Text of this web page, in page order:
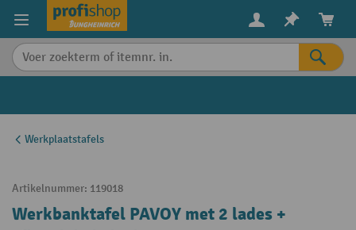
content
Werkplaatstafels
Artikelnummer: 119018
Werkbanktafel PAVOY met 2 lades +